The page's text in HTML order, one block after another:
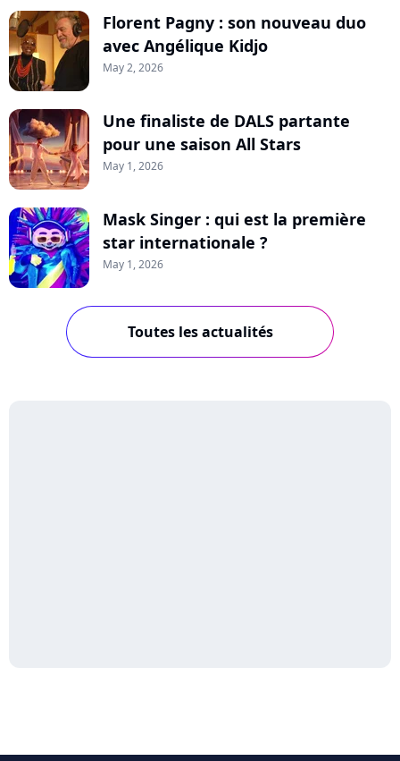
Florent Pagny : son nouveau duo
avec Angélique Kidjo
May 2, 2026
Une finaliste de DALS partante
pour une saison All Stars
May 1, 2026
Mask Singer : qui est la première
star internationale ?
May 1, 2026
Toutes les actualités